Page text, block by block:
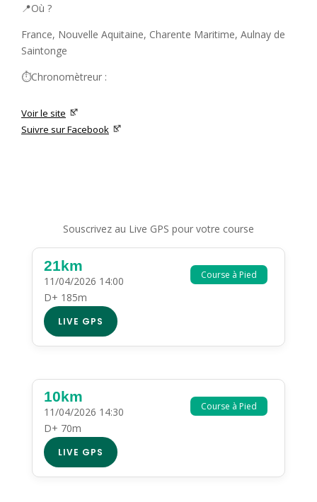
📍Où ?
France, Nouvelle Aquitaine, Charente Maritime, Aulnay de
Saintonge
⏱️Chronomètreur :
Voir le site
Suivre sur Facebook
Souscrivez au Live GPS pour votre course
Course à Pied
21km
11/04/2026 14:00
D+ 185m
LIVE GPS
Course à Pied
10km
11/04/2026 14:30
D+ 70m
LIVE GPS